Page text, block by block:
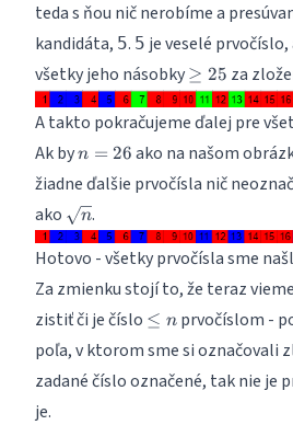
teda s ňou nič nerobíme a
kandidáta, 5. 5 je veselé
všetky jeho násobky \geq
25
≥ 25 za
A takto pokračujeme ďalej pre
Ak byn
26
n = 26 ako na našom
žiadne ďalšie prvočísla nič
ako \sqrt
n
n.
Hotovo - všetky prvočísla sme
Za zmienku stojí to, že teraz
zistiť či je číslo \leq
≤ nprvočíslom -
poľa, v ktorom sme si označovali
zadané číslo označené, tak nie je
je.